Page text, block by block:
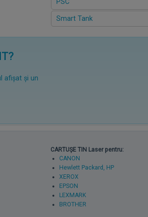
Smart Tank
afișat și un
CARTUȘE TIN Laser pentru:
CANON
Hewlett Packard, HP
XEROX
EPSON
LEXMARK
BROTHER